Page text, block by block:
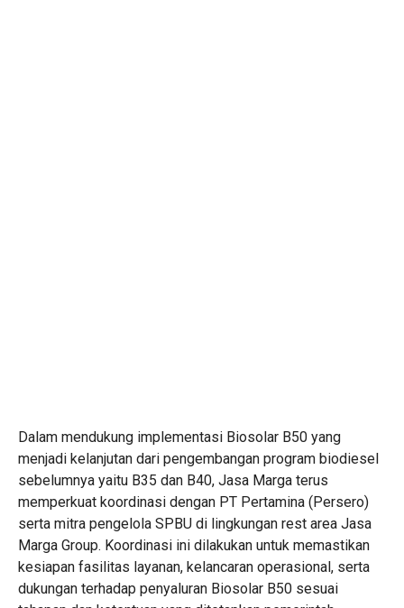
Dalam mendukung implementasi Biosolar B50 yang
menjadi kelanjutan dari pengembangan program biodiesel
sebelumnya yaitu B35 dan B40, Jasa Marga terus
memperkuat koordinasi dengan PT Pertamina (Persero)
serta mitra pengelola SPBU di lingkungan rest area Jasa
Marga Group. Koordinasi ini dilakukan untuk memastikan
kesiapan fasilitas layanan, kelancaran operasional, serta
dukungan terhadap penyaluran Biosolar B50 sesuai